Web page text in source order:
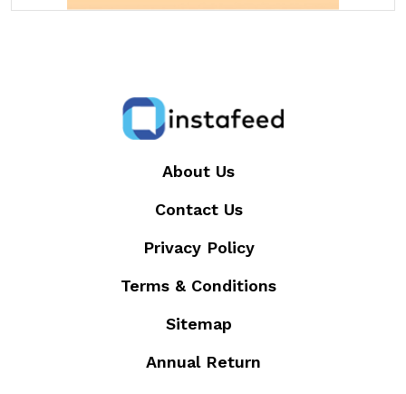
About Us
Contact Us
Privacy Policy
Terms & Conditions
Sitemap
Annual Return